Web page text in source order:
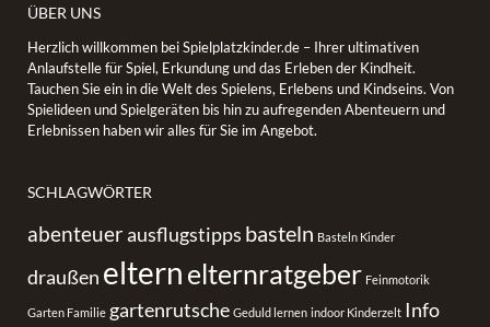
ÜBER UNS
Herzlich willkommen bei Spielplatzkinder.de – Ihrer ultimativen
Anlaufstelle für Spiel, Erkundung und das Erleben der Kindheit.
Tauchen Sie ein in die Welt des Spielens, Erlebens und Kindseins. Von
Spielideen und Spielgeräten bis hin zu aufregenden Abenteuern und
Erlebnissen haben wir alles für Sie im Angebot.
SCHLAGWÖRTER
abenteuerausflugstipps basteln Basteln Kinder
draußen eltern elternratgeber Feinmotorik
Garten Familie gartenrutsche Geduld lernen indoor Kinderzelt Info